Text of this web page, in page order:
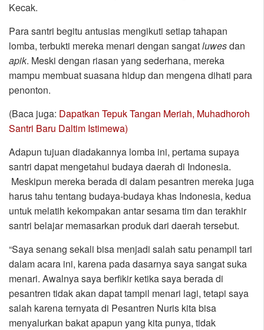
Kecak.
Para santri begitu antusias mengikuti setiap tahapan
lomba, terbukti mereka menari dengan sangatluwesdan
apik. Meski dengan riasan yang sederhana, mereka
mampu membuat suasana hidup dan mengena dihati para
penonton.
(Baca juga: Dapatkan Tepuk Tangan Meriah, Muhadhoroh
Santri Baru Daltim Istimewa)
Adapun tujuan diadakannya lomba ini, pertama supaya
santri dapat mengetahui budaya daerah di Indonesia.
Meskipun mereka berada di dalam pesantren mereka juga
harus tahu tentang budaya-budaya khas Indonesia, kedua
untuk melatih kekompakan antar sesama tim dan terakhir
santri belajar memasarkan produk dari daerah tersebut.
“Saya senang sekali bisa menjadi salah satu penampil tari
dalam acara ini, karena pada dasarnya saya sangat suka
menari. Awalnya saya berfikir ketika saya berada di
pesantren tidak akan dapat tampil menari lagi, tetapi saya
salah karena ternyata di Pesantren Nuris kita bisa
menyalurkan bakat apapun yang kita punya, tidak